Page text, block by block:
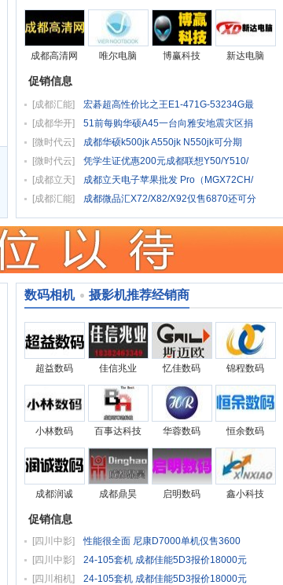
成都高清网 唯尔电脑 博赢科技 新达电脑
促销信息
宏碁超高性价比之王E1-471G-53234G最
[成都汇能]
51前每购华硕A45一台向雅安地震灾区捐
[成都华开]
成都华硕k500jk A550jk N550jk可分期
[微时代云]
凭学生证优惠200元成都联想Y50/Y510/
[微时代云]
成都立天电子苹果批发 Pro（MGX72CH/
[成都立天]
成都微品汇X72/X82/X92仅售6870还可分
[成都汇能]
数码相机 摄影机推荐经销商
超益数码 佳信兆业 忆佳数码 锦程数码
小林数码 百事达科技 华蓉数码 恒余数码
成都润诚 成都鼎昊 启明数码 鑫小科技
促销信息
性能很全面 尼康D7000单机仅售3600
[四川中影]
24-105套机 成都佳能5D3报价18000元
[四川中影]
24-105套机 成都佳能5D3报价18000元
[四川相机]